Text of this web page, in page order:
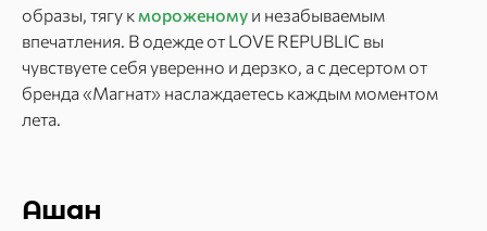
образы, тягу кмороженому и незабываемым
впечатления. В одежде от LOVE REPUBLIC вы
чувствуете себя уверенно и дерзко, а с десертом от
бренда «Магнат» наслаждаетесь каждым моментом
лета.
Ашан